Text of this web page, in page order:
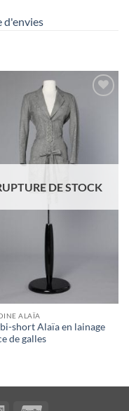
d'envies
DE STOCK
ALAÏA
short Alaïa en lainage
de galles